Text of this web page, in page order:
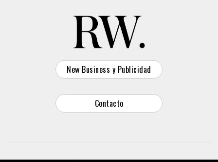
New Business y Publicidad
Contacto